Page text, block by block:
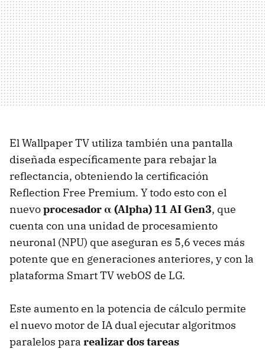
El Wallpaper TV utiliza también una pantalla
diseñada específicamente para rebajar la
reflectancia, obteniendo la certificación
Reflection Free Premium. Y todo esto con el
nuevoprocesador α (Alpha) 11 AI Gen3, que
cuenta con una unidad de procesamiento
neuronal (NPU) que aseguran es 5,6 veces más
potente que en generaciones anteriores, y con la
plataforma Smart TV webOS de LG.
Este aumento en la potencia de cálculo permite
el nuevo motor de IA dual ejecutar algoritmos
paralelos para realizar dos tareas